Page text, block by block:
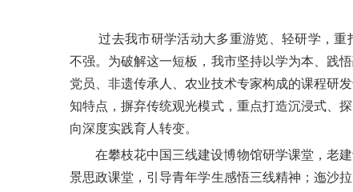
过去我市研学活动大多重游览、轻研学，
不强。为破解这一短板，我市坚持以学为本、践
党员、非遗传承人、农业技术专家构成的课程研
知特点，摒弃传统观光模式，重点打造沉浸式、
向深度实践育人转变。
在攀枝花中国三线建设博物馆研学课堂，老
景思政课堂，引导青年学生感悟三线精神；迤沙